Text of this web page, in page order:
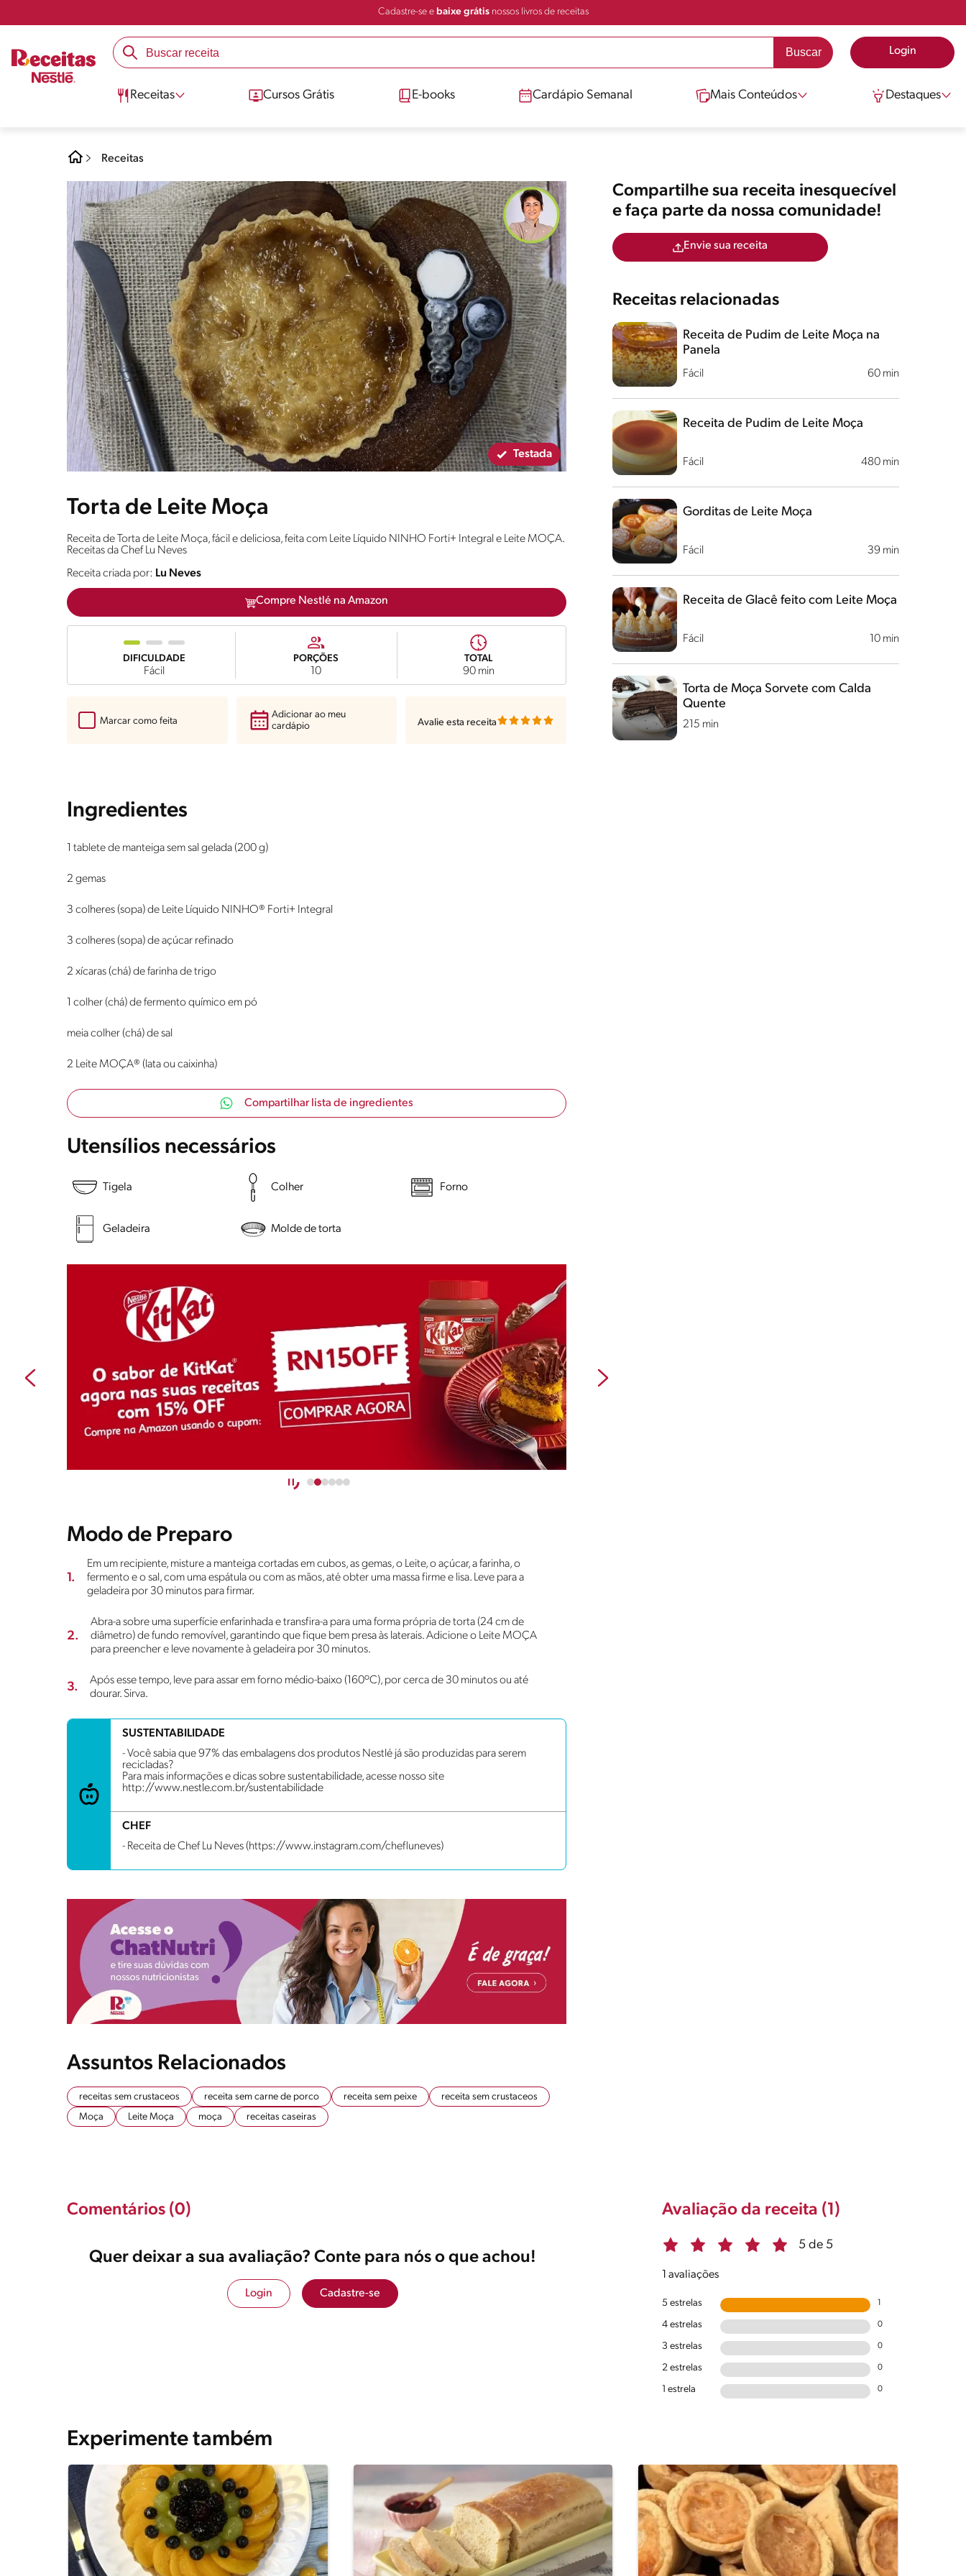
Cadastre-se e baixe grátisnossos livros de receitas
Login
Receitas Cursos Grátis E-books Cardápio Semanal Mais Conteúdos Destaques
Receitas
Testada
Torta de Leite Moça
Receita de Torta de Leite Moça, fácil e deliciosa, feita com Leite Líquido NINHO Forti+ Integral e Leite MOÇA.
Receitas da Chef Lu Neves
Receita criada por: Lu Neves
Compre Nestlé na Amazon
DIFICULDADE
Fácil
PORÇÕES
10
TOTAL
90 min
Marcar como feita
Adicionar ao meu
cardápio
Avalie esta receita
Ingredientes
1 tablete de manteiga sem sal gelada (200 g)
2 gemas
3 colheres (sopa) de Leite Líquido NINHO® Forti+ Integral
3 colheres (sopa) de açúcar refinado
2 xícaras (chá) de farinha de trigo
1 colher (chá) de fermento químico em pó
meia colher (chá) de sal
2 Leite MOÇA® (lata ou caixinha)
Compartilhar lista de ingredientes
Utensílios necessários
Tigela Colher Forno
Geladeira Molde de torta
Modo de Preparo
1.
Em um recipiente, misture a manteiga cortadas em cubos, as gemas, o Leite, o açúcar, a farinha, o
fermento e o sal, com uma espátula ou com as mãos, até obter uma massa firme e lisa. Leve para a
geladeira por 30 minutos para firmar.
2.
Abra-a sobre uma superfície enfarinhada e transfira-a para uma forma própria de torta (24 cm de
diâmetro) de fundo removível, garantindo que fique bem presa às laterais. Adicione o Leite MOÇA
para preencher e leve novamente à geladeira por 30 minutos.
3.
Após esse tempo, leve para assar em forno médio-baixo (160ºC), por cerca de 30 minutos ou até
dourar. Sirva.
SUSTENTABILIDADE
- Você sabia que 97% das embalagens dos produtos Nestlé já são produzidas para serem
recicladas?
Para mais informações e dicas sobre sustentabilidade, acesse nosso site
http://www.nestle.com.br/sustentabilidade
CHEF
- Receita de Chef Lu Neves (https://www.instagram.com/chefluneves)
Assuntos Relacionados
receitas sem crustaceos receita sem carne de porco receita sem peixe
receita sem crustaceos
Moça
Leite Moça moça receitas caseiras
Compartilhe sua receita inesquecível
e faça parte da nossa comunidade!
Envie sua receita
Receitas relacionadas
Fácil 60 min
Receita de Pudim de Leite Moça na
Panela
Fácil 480 min
Receita de Pudim de Leite Moça
Fácil 39 min
Gorditas de Leite Moça
Fácil 10 min
Receita de Glacê feito com Leite Moça
215 min
Torta de Moça Sorvete com Calda
Quente
Avaliação da receita (1)
5 de 5
1 avaliações
5 estrelas 1
4 estrelas 0
3 estrelas 0
2 estrelas 0
1 estrela 0
Comentários (0)
Quer deixar a sua avaliação? Conte para nós o que achou!
Login Cadastre-se
Experimente também